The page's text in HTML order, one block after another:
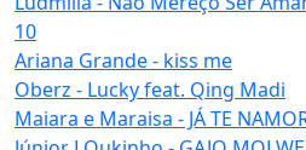
10
Ariana Grande - kiss me
Oberz - Lucky feat. Qing Madi
Maiara e Maraisa - JÁ TE